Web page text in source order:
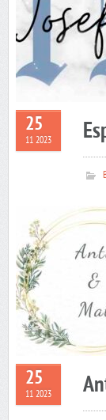
25
11 2023
25
11 2023